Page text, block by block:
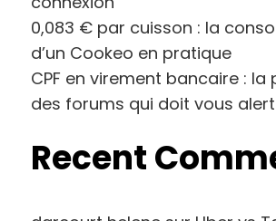
0,083 € par cuisson : la
d’un Cookeo en pratique
CPF en virement bancaire : la
des forums qui doit vous
Recent